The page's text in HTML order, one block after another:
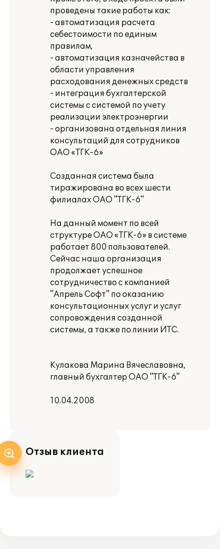
проведены такие работы как:
- автоматизация расчета
себестоимости по единым
правилам,
- автоматизация казначейства в
области управления
расходования денежных средств
- интеграция бухгалтерской
системы с системой по учету
реализации электроэнергии
- организована отдельная линия
консультаций для сотрудников
ОАО «ТГК-6»
Созданная система была
тиражирована во всех шести
филиалах ОАО "ТГК-6"
На данный момент по всей
структуре ОАО «ТГК-6» в системе
работает 800 пользователей.
Сейчас наша организация
продолжает успешное
сотрудничество с компанией
"Апрель Софт" по оказанию
консультационных услуг и услуг
сопровождения созданной
системы, а также по линии ИТС.
Кулакова Марина Вячеславовна,
главный бухгалтер ОАО "ТГК-6"
10.04.2008
Отзыв клиента